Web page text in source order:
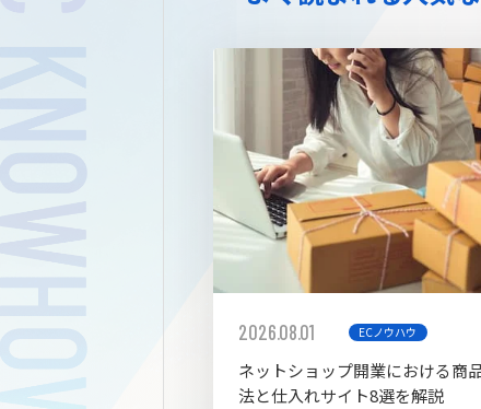
拡張プ
2026.08.01 ECノウハウ
ネットショップ開業における商
法と仕入れサイト8選を解説